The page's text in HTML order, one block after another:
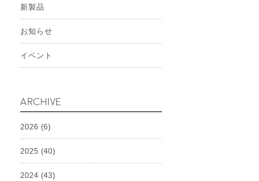
新製品
お知らせ
イベント
ARCHIVE
2026 (6)
2025 (40)
2024 (43)